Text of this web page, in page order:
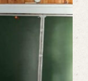
XXI века. —
— 457, [2] с.